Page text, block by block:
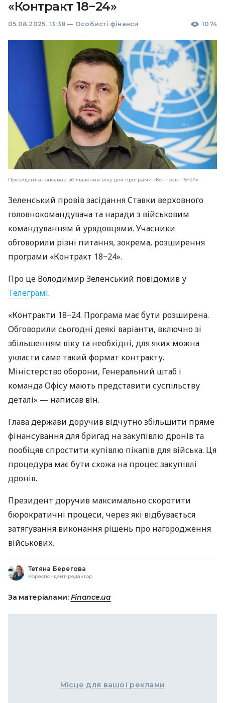
«Контракт 18−24»
05.08.2025, 13:38 — Особисті фінанси 1074
Президент анонсував збільшення віку для програми «Контракт 18−24»
Зеленський провів засідання Ставки верховного
головнокомандувача та наради з військовим
командуванням й урядовцями. Учасники
обговорили різні питання, зокрема, розширення
програми «Контракт 18−24».
Про це Володимир Зеленський повідомив у
Телеграмі.
«Контракти 18−24. Програма має бути розширена.
Обговорили сьогодні деякі варіанти, включно зі
збільшенням віку та необхідні, для яких можна
укласти саме такий формат контракту.
Міністерство оборони, Генеральний штаб і
команда Офісу мають представити суспільству
деталі» — написав він.
Глава держави доручив відчутно збільшити пряме
фінансування для бригад на закупівлю дронів та
пообіцяв спростити купівлю пікапів для війська. Ця
процедура має бути схожа на процес закупівлі
дронів.
Президент доручив максимально скоротити
бюрократичні процеси, через які відбувається
затягування виконання рішень про нагородження
військових.
Тетяна Берегова
Кореспондент-редактор
За матеріалами: Finance.ua
Місце для вашої реклами